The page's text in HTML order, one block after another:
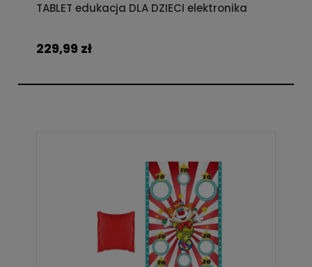
TABLET edukacja DLA DZIECI elektronika
229,99 zł